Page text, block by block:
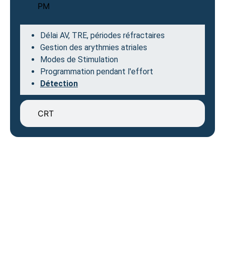
PM
CRT
Délai AV, TRE, périodes réfractaires
Gestion des arythmies atriales
Modes de Stimulation
Programmation pendant l'effort
Détection